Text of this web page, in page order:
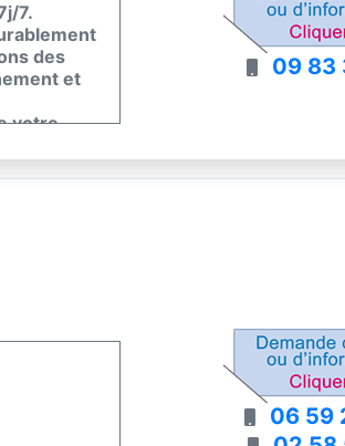
7.
des
et
votre
09 83
06 59